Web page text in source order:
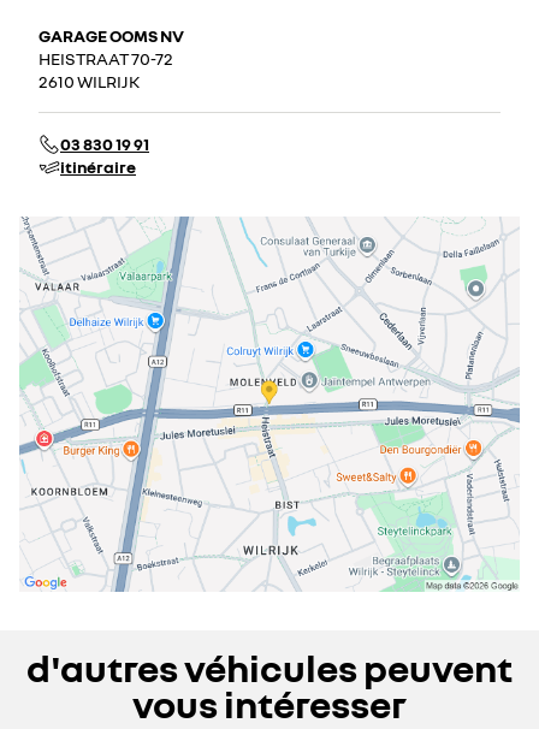
GARAGE OOMS NV
HEISTRAAT 70-72
2610 WILRIJK
03 830 19 91
itinéraire
d'autres véhicules peuvent
vous intéresser